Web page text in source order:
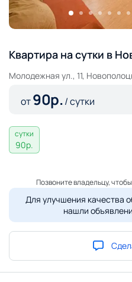
Квартира на сутки в
Молодежная ул., 11,
от90р./ сутки
сутки
90р.
Позвоните владельцу,
Для улучшения качества
нашли